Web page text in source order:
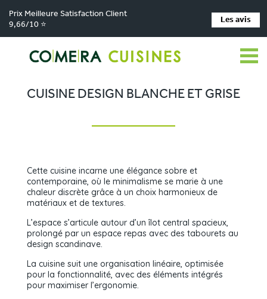
Prix Meilleure Satisfaction Client
9,66/10 ⭐
Les avis
Comera Cuisines > Nos magasins de cuisine > Cuisiniste MONTBRISON >
Réalisations > Cuisine design blanche et grise
CUISINE DESIGN BLANCHE ET GRISE
Cette cuisine incarne une élégance sobre et
contemporaine, où le minimalisme se marie à une
chaleur discrète grâce à un choix harmonieux de
matériaux et de textures.
L’espace s’articule autour d’un îlot central spacieux,
prolongé par un espace repas avec des tabourets au
design scandinave.
La cuisine suit une organisation linéaire, optimisée
pour la fonctionnalité, avec des éléments intégrés
pour maximiser l’ergonomie.